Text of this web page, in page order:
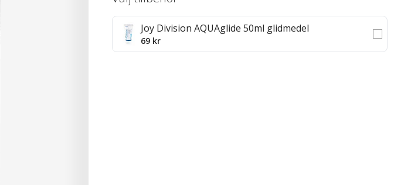
Joy Division AQUAglide 50ml glidmedel
69 kr